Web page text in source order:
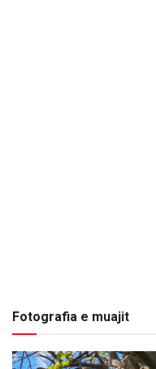
Fotografia e muajit